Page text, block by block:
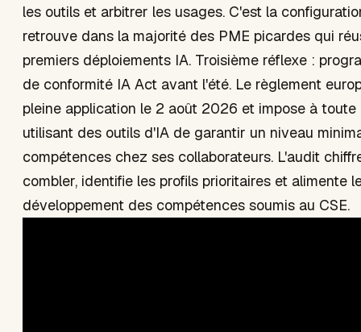
les outils et arbitrer les usages. C'est la
retrouve dans la majorité des PME picardes qui
premiers déploiements IA. Troisième réflexe :
de conformité IA Act avant l'été. Le règlement
pleine application le 2 août 2026 et impose à toute
utilisant des outils d'IA de garantir un niveau
compétences chez ses collaborateurs. L'audit
combler, identifie les profils prioritaires et alimente
développement des compétences soumis au CSE.